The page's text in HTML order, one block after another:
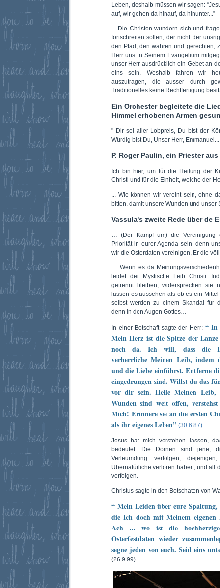
Leben, deshalb müssen wir sagen:
auf, wir gehen da hinauf, da hinunter...”
... Die Christen wundern sich und
fortschreiten sollen, der nicht der
den Pfad, den wahren und gerechten,
Herr uns in Seinem Evangelium
unser Herr ausdrücklich ein Gebet an
eins sein. Weshalb fahren wir
auszutragen, die ausser durch
Traditionelles keine Rechtfertigung
Ein Orchester begleitete die
Himmel erhobenen Armen
" Dir sei aller Lobpreis, Du bist der
Würdig bist Du, Unser Herr, Emmanuel...
P. Roger Paulin, ein Priester
Ich bin hier, um für die Heilung der
Christi und für die Einheit, welche der
... Wie können wir vereint sein, ohne
bitten, damit unsere Wunden und unser
Vassula's zweite Rede über de
… (Der Kampf um) die Vereinigung
Priorität in eurer Agenda sein; denn
wir die Osterdaten vereinigen, Er die
… Wenn es da
leidet der Mystische Leib Christi.
getrennt bleiben, widersprechen sie
lassen es aussehen als ob es ein
selbst werden zu einem Skandal für
denn in den Augen Gottes…
In einer Botschaft sagte der Herr: “ In
Mein Herz ist die Spitze der
noch da. Ich will, dass die
verherrliche Meinen Leib, indem
und die Liebe einführst. Entferne
eingedrungen sind. Willst du das
vor dir sein. Heile Meinen Leib,
Wunden sind weit offen,
Mich! Erinnere sie an die ersten
als ihr eigenes Leben” (30.6.87)
Jesus hat mich verstehen lassen,
bedeutet. Die Dornen sind jene,
Verleumdung verfolgen;
Übernatürliche verloren haben, und all
verfolgen.
Christus sagte in den Botschaten von
“ Mein Leiden über eure
die Ich doch mit Meinem
Ach ... wo ist die
Osterfestdaten wieder
segne jeden von euch. Seid eins
(26.9.99)